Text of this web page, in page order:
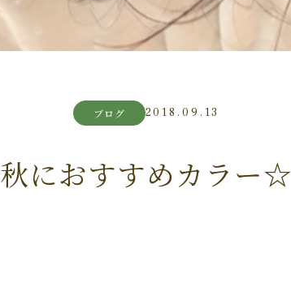
ブログ 2018.09.13
秋におすすめカラー☆